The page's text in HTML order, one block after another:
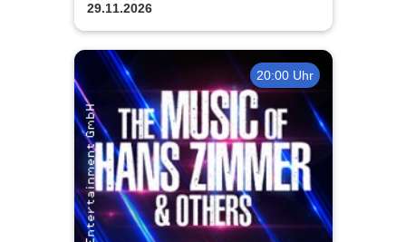
29.11.2026
20:00 Uhr